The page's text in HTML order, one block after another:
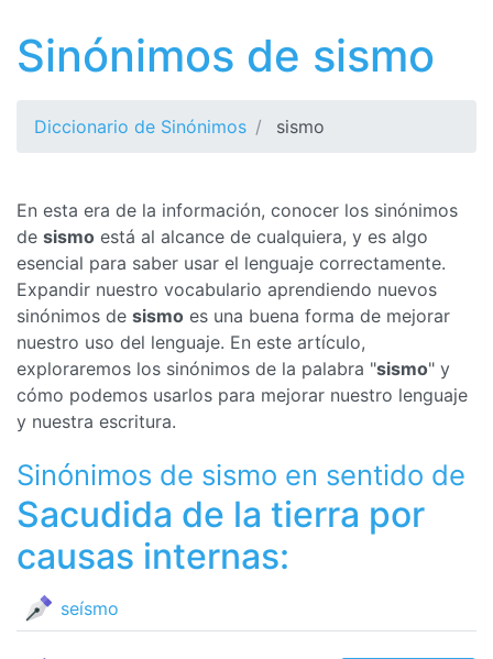
Sinónimos de sismo
Diccionario de Sinónimos sismo
En esta era de la información, conocer los sinónimos
de sismo está al alcance de cualquiera, y es algo
esencial para saber usar el lenguaje correctamente.
Expandir nuestro vocabulario aprendiendo nuevos
sinónimos de sismo es una buena forma de mejorar
nuestro uso del lenguaje. En este artículo,
exploraremos los sinónimos de la palabra "sismo" y
cómo podemos usarlos para mejorar nuestro lenguaje
y nuestra escritura.
Sinónimos de sismo en sentido de
Sacudida de la tierra por
causas internas:
seísmo